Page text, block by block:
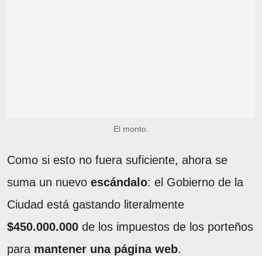
El monto.
Como si esto no fuera suficiente, ahora se
suma un nuevo escándalo: el Gobierno de la
Ciudad está gastando literalmente
$450.000.000 de los impuestos de los porteños
para mantener una página web.